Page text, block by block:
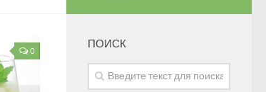
0
ПОИСК